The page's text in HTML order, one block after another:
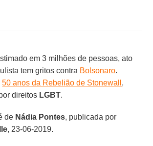
em 3 milhões de pessoas, ato
tem gritos contra Bolsonaro.
50 anos da Rebelião de Stonewall ,
direitos LGBT.
de Nádia Pontes, publicada por
, 23-06-2019.